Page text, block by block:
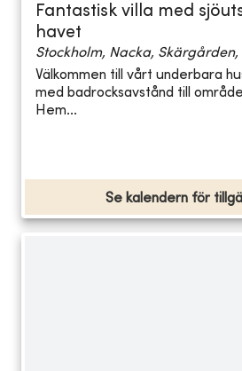
Fantastisk villa med
havet
Stockholm, Nacka, Skärgården,
Välkommen till vårt underbara
med badrocksavstånd till
Hem...
Se kalendern för